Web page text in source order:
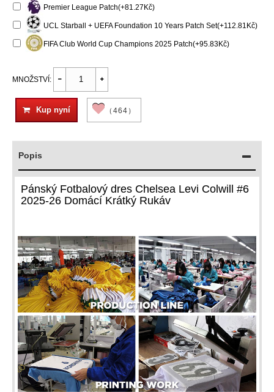
Premier League Patch(+81.27Kč)
UCL Starball + UEFA Foundation 10 Years Patch Set(+112.81Kč)
FIFA Club World Cup Champions 2025 Patch(+95.83Kč)
MNOŽSTVÍ:
Kup nyní （464）
Popis
Pánský Fotbalový dres Chelsea Levi Colwill #6
2025-26 Domácí Krátký Rukáv